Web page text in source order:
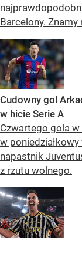
Barcelony.
Cudowny gol
w hicie Serie A
Czwartego gola w
w
napastnik
z rzutu wolnego.